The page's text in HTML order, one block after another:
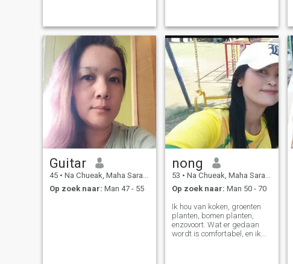
online.But I'm looking for true
l
daughters who are married,
but I
Guitar
45 • Na Chueak, Maha Sarakham, Thailand
Op zoek naar: Man 47 - 55
nong
53 • Na Chueak, Maha Sarakham, Thailand
Op zoek naar: Man 50 - 70
Ik hou van koken, groenten
planten, bomen planten,
enzovoort. Wat er gedaan
wordt is comfortabel, en ik